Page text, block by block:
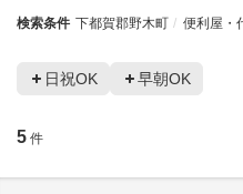
検索条件 下都賀郡野木町 便利屋・
日祝OK 早朝OK
5 件